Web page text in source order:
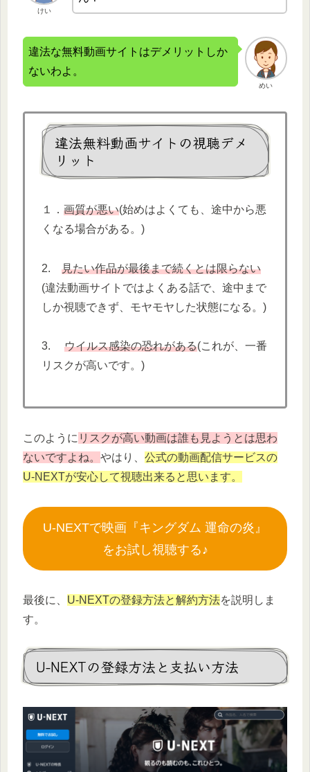
けい
めい
違法な無料動画サイトはデメリットしか
ないわよ。
違法無料動画サイトの視聴デメ
リット
１． 画質が悪い(始めはよくても、途中から悪
くなる場合がある。)
2. 見たい作品が最後まで続くとは限らない
(違法動画サイトではよくある話で、途中まで
しか視聴できず、モヤモヤした状態になる。)
3. ウイルス感染の恐れがある(これが、一番
リスクが高いです。)
このように リスクが高い動画は誰も見ようとは思わ
ないですよね。 やはり、 公式の動画配信サービスの
U-NEXTが安心して視聴出来ると思います。
U-NEXTで映画『キングダム 運命の炎』
をお試し視聴する♪
最後に、 U-NEXTの登録方法と解約方法を説明しま
す。
U-NEXTの登録方法と支払い方法